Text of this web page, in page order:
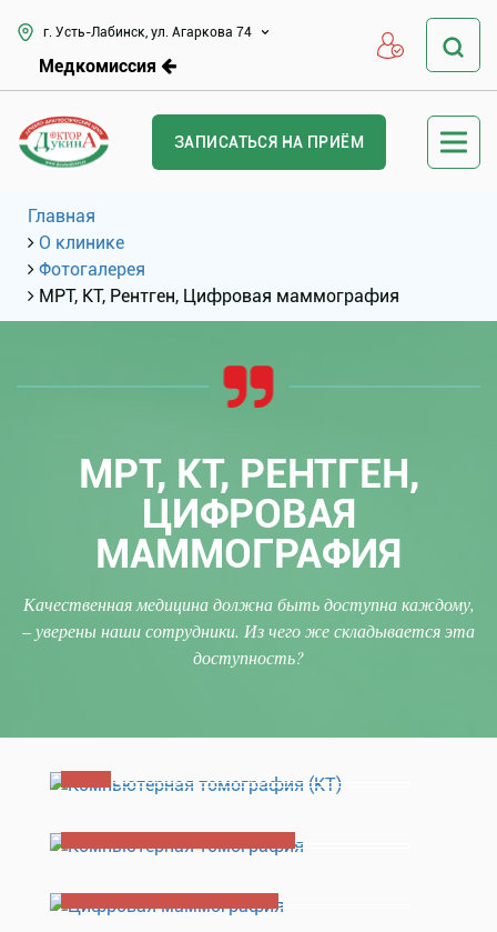
г. Усть-Лабинск, ул. Агаркова 74
Медкомиссия
ЗАПИСАТЬСЯ НА ПРИЁМ
Главная
О клинике
Фотогалерея
МРТ, КТ, Рентген, Цифровая маммография
МРТ, КТ, РЕНТГЕН,
ЦИФРОВАЯ
МАММОГРАФИЯ
Качественная медицина должна быть доступна каждому,
– уверены наши сотрудники. Из чего же складывается эта
доступность?